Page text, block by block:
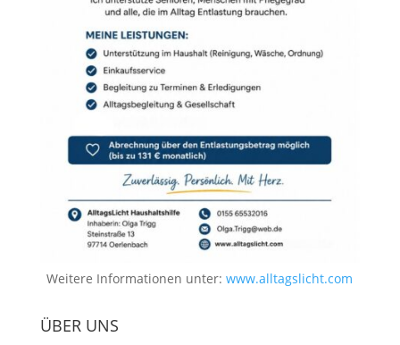
Weitere Informationen unter:www.alltagslicht.com
ÜBER UNS